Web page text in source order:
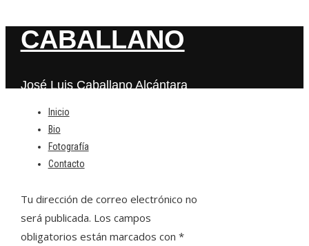
CABALLANO
José Luis Caballano Alcántara
Inicio
Bio
Fotografía
Contacto
Deja una respuesta
Tu dirección de correo electrónico no
será publicada. Los campos
obligatorios están marcados con *